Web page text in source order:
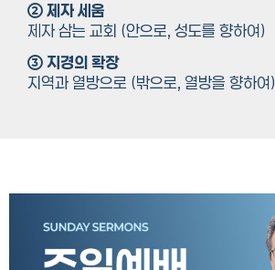
② 제자 세움
제자 삼는 교회 (안으로, 성도를 향하여)
③ 지경의 확장
지역과 열방으로 (밖으로, 열방을 향하여)